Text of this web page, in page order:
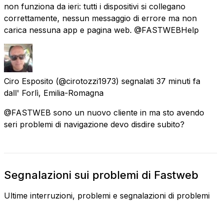
non funziona da ieri: tutti i dispositivi si collegano
correttamente, nessun messaggio di errore ma non
carica nessuna app e pagina web. @FASTWEBHelp
Ciro Esposito (@cirotozzi1973) segnalati 37 minuti fa
dall' Forlì, Emilia-Romagna
@FASTWEB sono un nuovo cliente in ma sto avendo
seri problemi di navigazione devo disdire subito?
Segnalazioni sui problemi di Fastweb
Ultime interruzioni, problemi e segnalazioni di problemi